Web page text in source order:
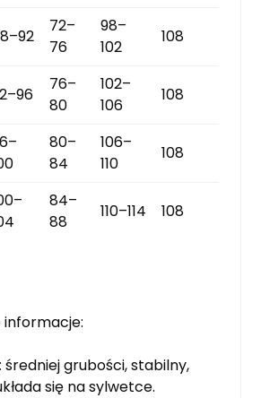
72–
76
98–
102
108
76–
80
102–
106
108
80–
84
106–
110
108
84–
88
110–114 108
: średniej grubości, stabilny,
się na sylwetce.